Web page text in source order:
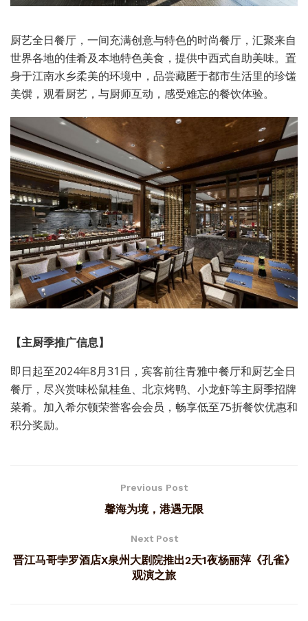
厨艺全日餐厅，一间充满创意与特色的时尚餐厅，汇聚来自
世界各地的佳肴及本地特色美食，提供中西式自助美味。置
身于江南水乡柔美的环境中，品尝藏匿于都市生活里的珍馐
美馔，观看厨艺，与厨师互动，感受难忘的餐饮体验。
【主厨季推广信息】
即日起至2024年8月31日，宾客前往青雅中餐厅和厨艺全日
餐厅，尽兴赏味松鼠桂鱼、北京烤鸭、小龙虾等主厨季招牌
菜肴。加入希尔顿荣誉客会会员，畅享低至75折餐饮优惠和
积分奖励。
Previous Post
馨海为境，港遇无限
Next Post
晋江马哥孛罗酒店X泉州大剧院推出2天1夜杨丽萍《孔雀》
观演之旅